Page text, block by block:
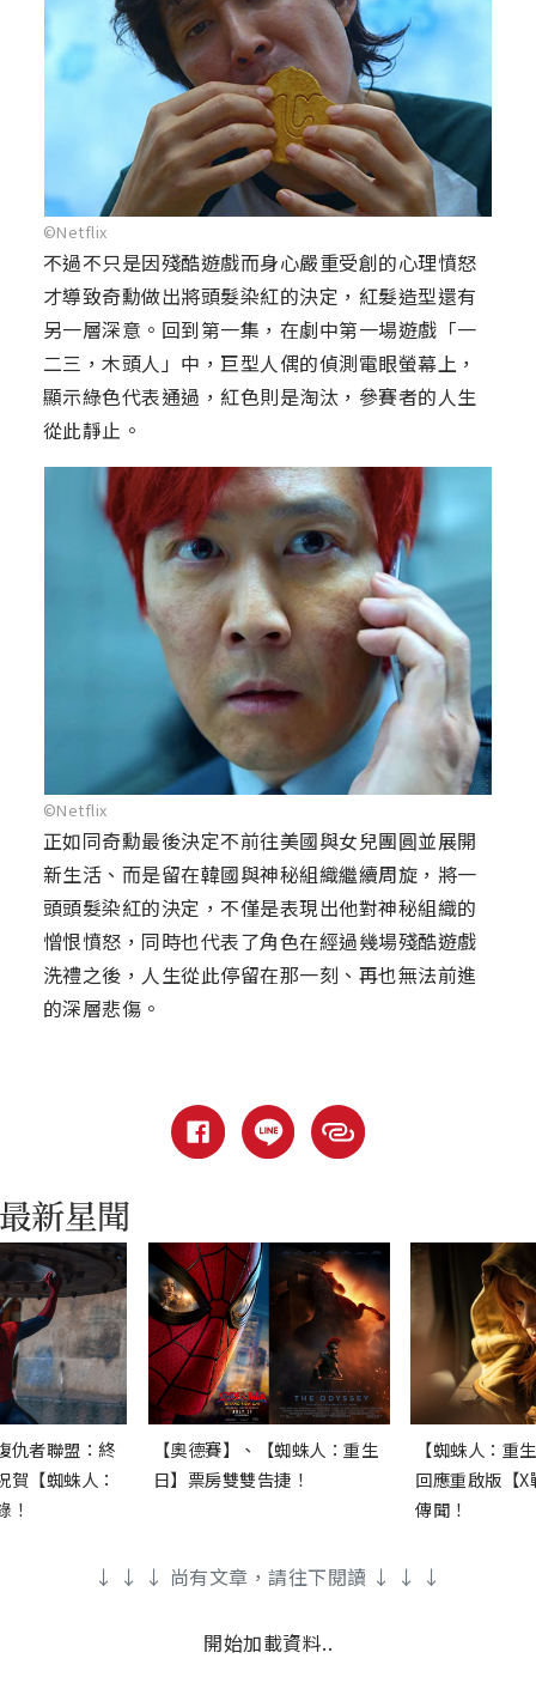
©Netflix
不過不只是因殘酷遊戲而身心嚴重受創的心理憤怒
才導致奇勳做出將頭髮染紅的決定，紅髮造型還有
另一層深意。回到第一集，在劇中第一場遊戲「一
二三，木頭人」中，巨型人偶的偵測電眼螢幕上，
顯示綠色代表通過，紅色則是淘汰，參賽者的人生
從此靜止。
©Netflix
正如同奇勳最後決定不前往美國與女兒團圓並展開
新生活、而是留在韓國與神秘組織繼續周旋，將一
頭頭髮染紅的決定，不僅是表現出他對神秘組織的
憎恨憤怒，同時也代表了角色在經過幾場殘酷遊戲
洗禮之後，人生從此停留在那一刻、再也無法前進
的深層悲傷。
仇者聯盟：終
賀【蜘蛛人：
！
【奧德賽】、【蜘蛛人：重生
日】票房雙雙告捷！
【蜘蛛人：重
回應重啟版【
傳聞！
↓ ↓ ↓ 尚有文章，請往下閱讀 ↓ ↓ ↓
開始加載資料..